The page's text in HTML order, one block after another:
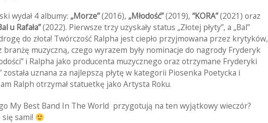
wydał 4 albumy: „Morze”(2016), „Młodość”(2019), “KORA”(2021) oraz
u Rafała”(2022). Pierwsze trzy uzyskały status „Złotej płyty”, a „Bal”
do złota! Twórczość Ralpha jest ciepło przyjmowana przez krytyków,
branżę muzyczną, czego wyrazem były nominacje do nagrody Fryderyk
i Ralpha jako producenta muzycznego oraz otrzymane Fryderyki
została uznana za najlepszą płytę w kategorii Piosenka Poetycka i
Ralph otrzymał statuetkę jako Artysta Roku.
My Best Band In The World przygotują na ten wyjątkowy wieczór?
sami!